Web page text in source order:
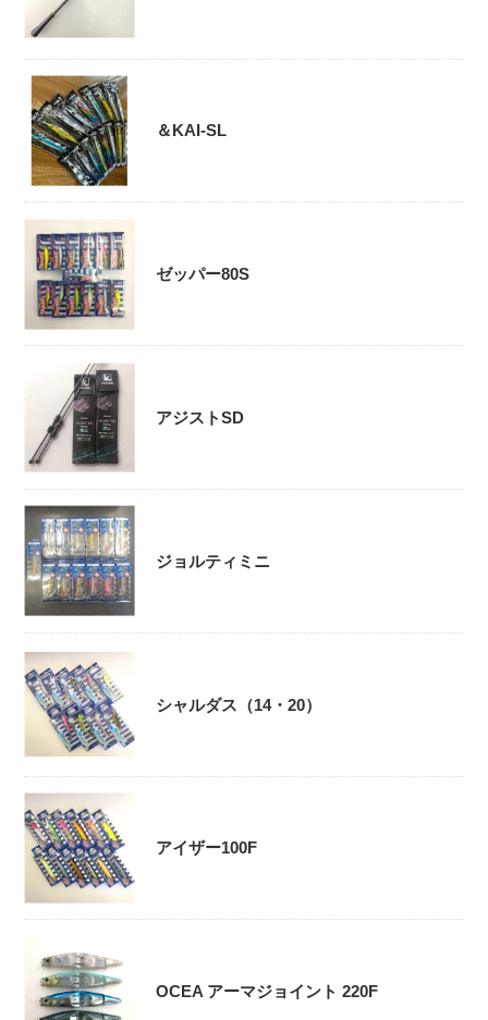
＆KAI-SL
ゼッパー80S
アジストSD
ジョルティミニ
シャルダス（14・20）
アイザー100F
OCEA アーマジョイント 220F